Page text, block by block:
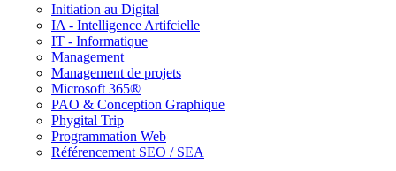
Initiation au Digital
IA - Intelligence Artifcielle
IT - Informatique
Management
Management de projets
Microsoft 365®
PAO & Conception Graphique
Phygital Trip
Programmation Web
Référencement SEO / SEA